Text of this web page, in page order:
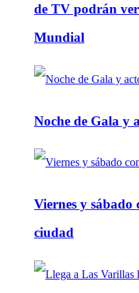
de TV podrán
Mundial
Noche de Gala y
Viernes y sábado
ciudad